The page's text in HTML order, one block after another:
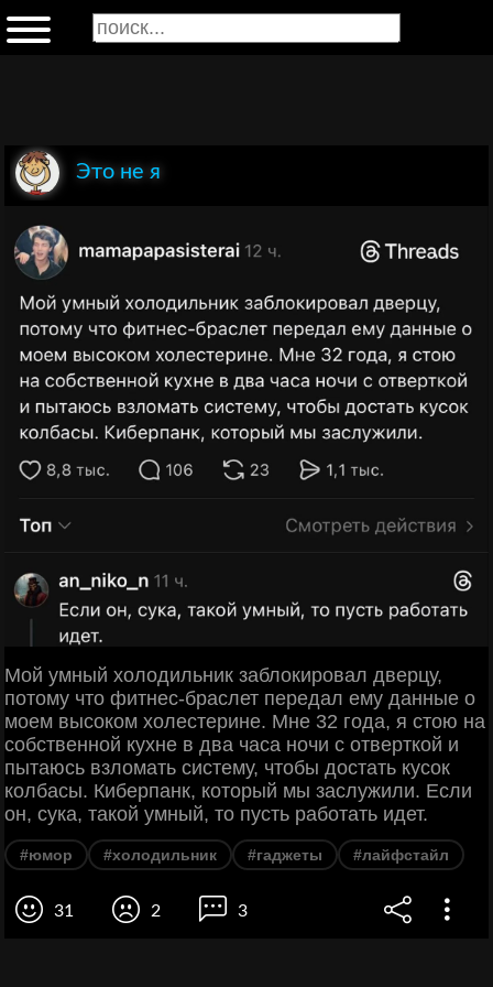
Это не я
Мой умный холодильник заблокировал дверцу,
потому что фитнес-браслет передал ему данные о
моем высоком холестерине. Мне 32 года, я стою на
собственной кухне в два часа ночи с отверткой и
пытаюсь взломать систему, чтобы достать кусок
колбасы. Киберпанк, который мы заслужили. Если
он, сука, такой умный, то пусть работать идет.
#юмор #холодильник #гаджеты #лайфстайл
31 2 3